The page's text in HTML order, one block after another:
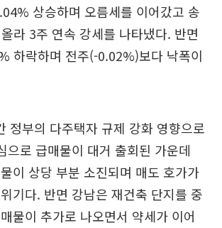
상승하며 오름세를 이어갔고 송
라 3주 연속 강세를 나타냈다. 반면
하락하며 전주(-0.02%)보다 낙폭이
정부의 다주택자 규제 강화 영향으로
으로 급매물이 대거 출회된 가운데
이 상당 부분 소진되며 매도 호가가
기다. 반면 강남은 재건축 단지를 중
물이 추가로 나오면서 약세가 이어